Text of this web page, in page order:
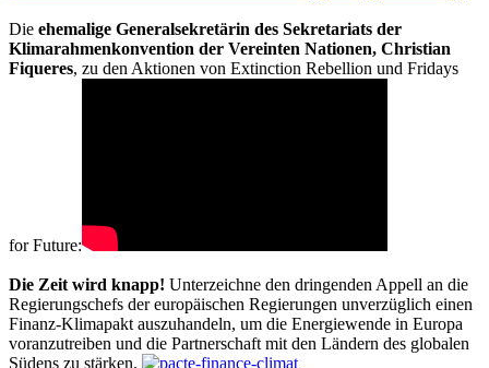
Die ehemalige Generalsekretärin des Sekretariats der
Klimarahmenkonvention der Vereinten Nationen, Christian
Fiqueres, zu den Aktionen von Extinction Rebellion und Fridays
for Future:
Die Zeit wird knapp! Unterzeichne den dringenden Appell an die
Regierungschefs der europäischen Regierungen unverzüglich einen
Finanz-Klimapakt auszuhandeln, um die Energiewende in Europa
voranzutreiben und die Partnerschaft mit den Ländern des globalen
Südens zu stärken.